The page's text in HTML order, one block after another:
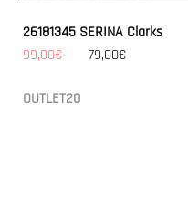
26181345 SERINA Clarks
99,00€
79,00€
OUTLET20